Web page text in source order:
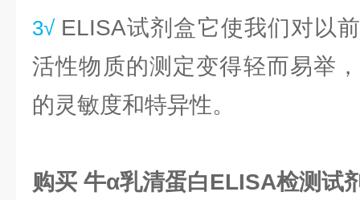
3√ ELISA试剂盒它使我们对以
活性物质的测定变得轻而易举
的灵敏度和特异性。
购买 牛α乳清蛋白ELISA检测试